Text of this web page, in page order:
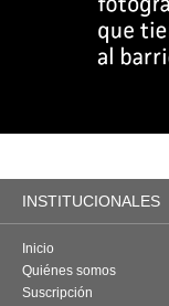
INSTITUCIONALES
Inicio
Quiénes somos
Suscripción